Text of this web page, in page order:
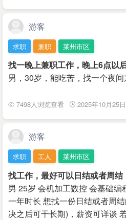
游客
求职 兼职 莱州市区
找一晚上兼职工作，晚上6点以
男，30岁，能吃苦，找一个夜
7498人浏览查看 2025年10月25日
游客
求职 工人 莱州市区
找工作，最好可以日结或者周结
男 25岁 会机加工数控 会基础
一年时长 想找一份日结或者周
决之后可干长期)，薪资可详谈